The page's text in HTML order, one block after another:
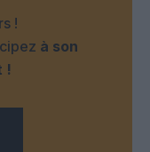
!
à son
!